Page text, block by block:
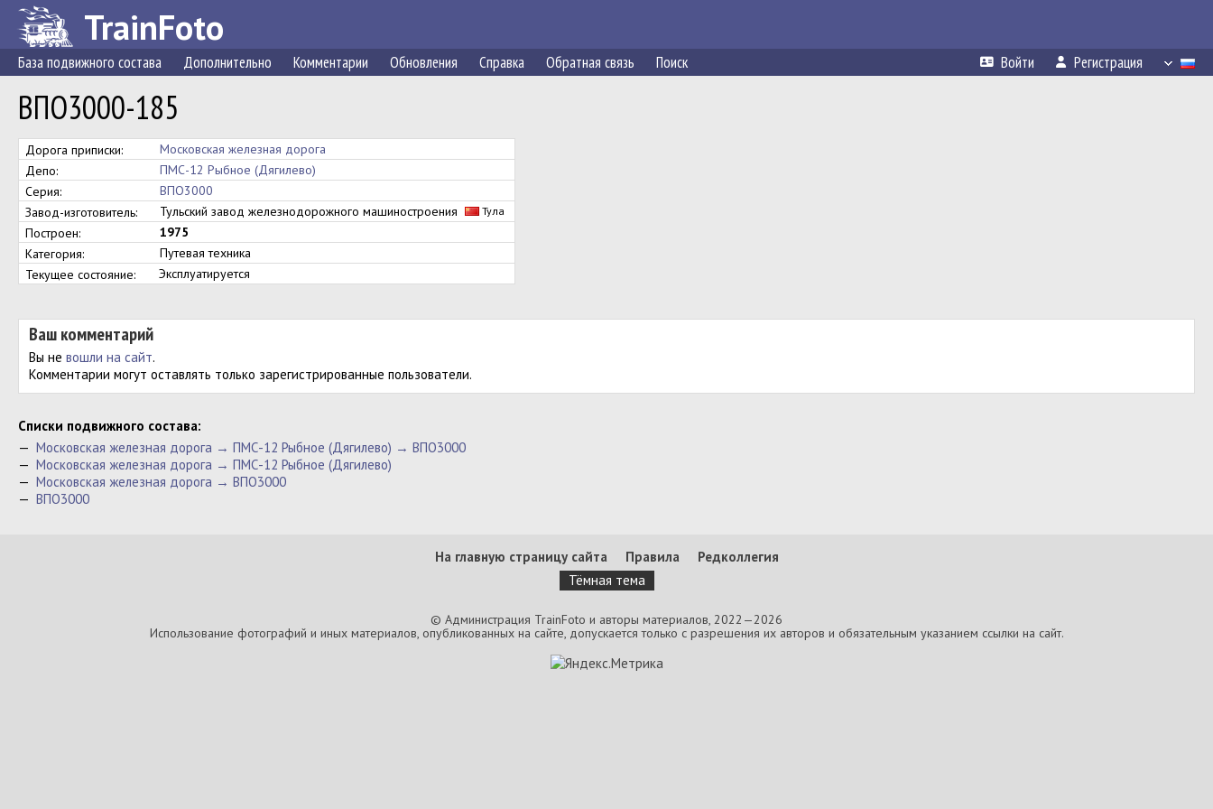
TrainFoto
База подвижного состава Дополнительно Комментарии Обновления Справка Обратная связь Поиск Войти Регистрация
ВПО3000-185
Дорога приписки:
Московская железная дорога
Депо:
ПМС-12 Рыбное (Дягилево)
Серия:
ВПО3000
Завод-изготовитель:
Тульский завод железнодорожного машиностроения Тула
Построен:
1975
Категория:
Путевая техника
Текущее состояние:
Эксплуатируется
Ваш комментарий
Вы не вошли на сайт.
Комментарии могут оставлять только зарегистрированные пользователи.
Cписки подвижного состава:
— Московская железная дорога → ПМС-12 Рыбное (Дягилево) → ВПО3000
— Московская железная дорога → ПМС-12 Рыбное (Дягилево)
— Московская железная дорога → ВПО3000
— ВПО3000
На главную страницу сайта Правила
Редколлегия
Тёмная тема
© Администрация TrainFoto и авторы материалов, 2022—2026
Использование фотографий и иных материалов, опубликованных на сайте, допускается только с разрешения их авторов и обязательным указанием ссылки на сайт.